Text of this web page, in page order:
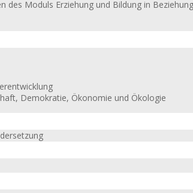
Moduls Erziehung und Bildung in
Demokratie, Ökonomie und Ökologie